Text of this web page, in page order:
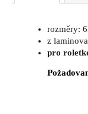
rozměry:
z
pro